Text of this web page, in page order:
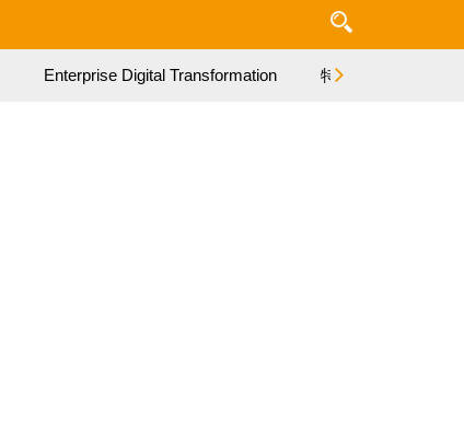
Enterprise Digital Transformation 特集